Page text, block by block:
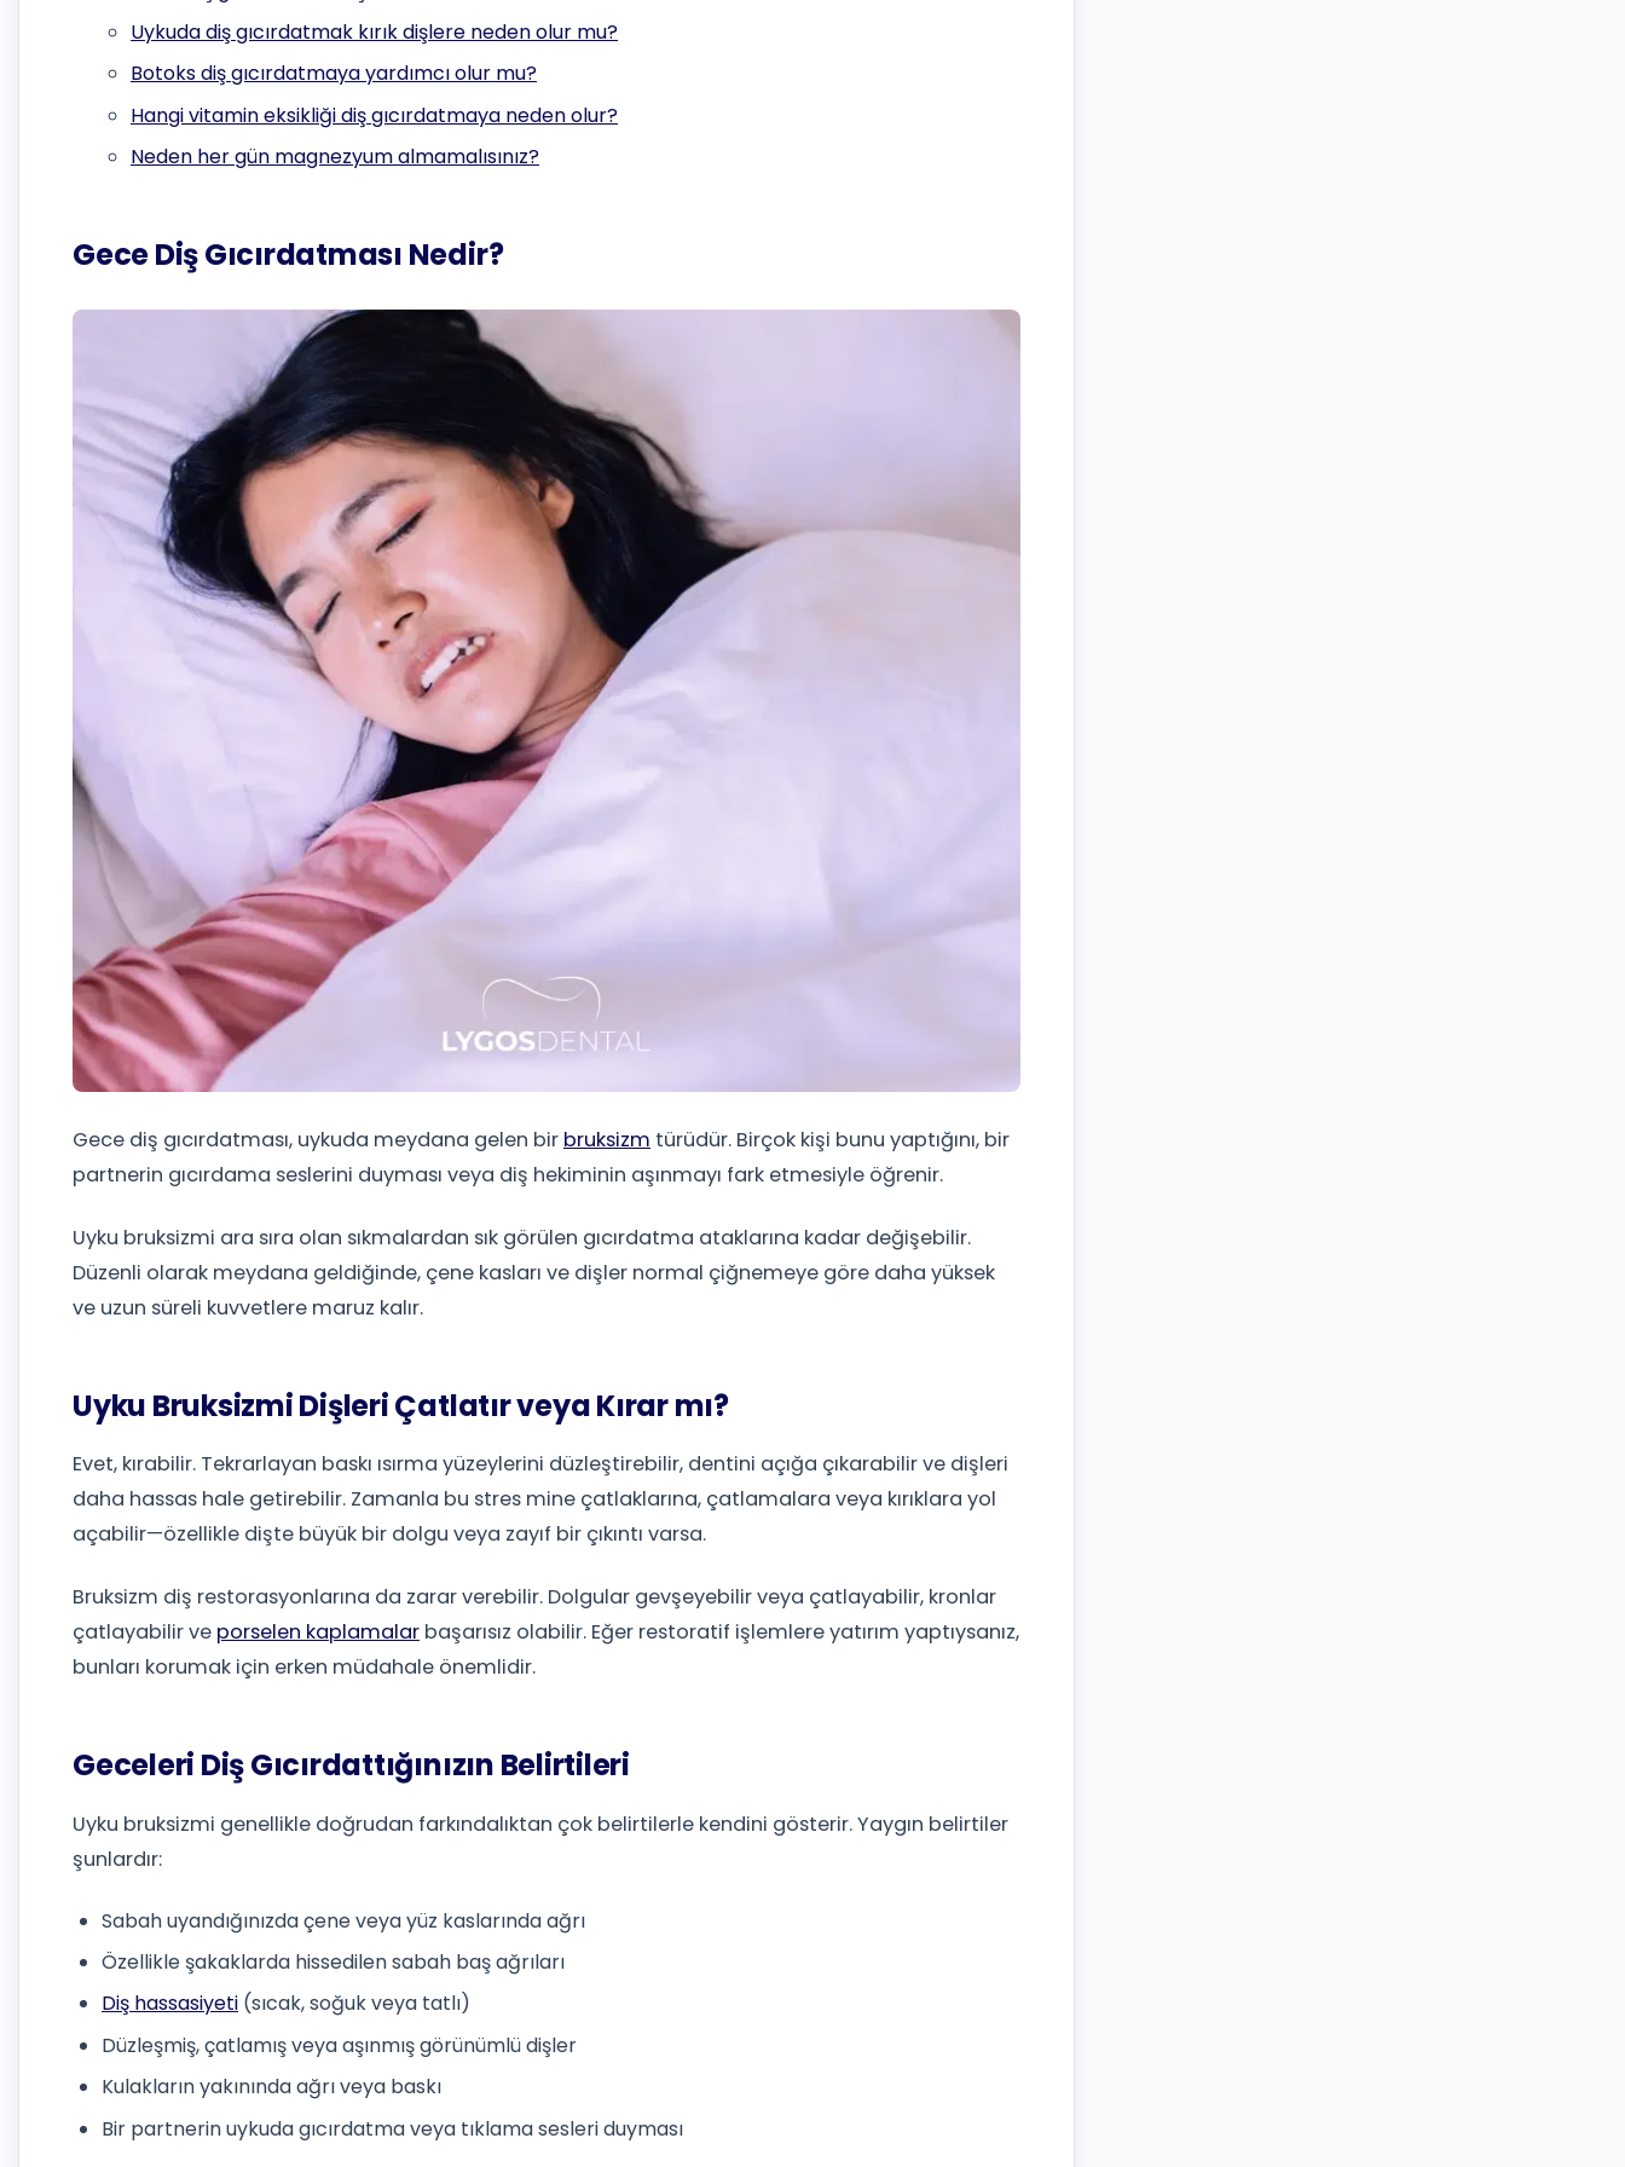
Uykuda diş gıcırdatmak kırık dişlere neden olur mu?
Botoks diş gıcırdatmaya yardımcı olur mu?
Hangi vitamin eksikliği diş gıcırdatmaya neden olur?
Neden her gün magnezyum almamalısınız?
Gece Diş Gıcırdatması Nedir?
Gece diş gıcırdatması, uykuda meydana gelen bir bruksizm türüdür. Birçok kişi bunu yaptığını, bir
partnerin gıcırdama seslerini duyması veya diş hekiminin aşınmayı fark etmesiyle öğrenir.
Uyku bruksizmi ara sıra olan sıkmalardan sık görülen gıcırdatma ataklarına kadar değişebilir.
Düzenli olarak meydana geldiğinde, çene kasları ve dişler normal çiğnemeye göre daha yüksek
ve uzun süreli kuvvetlere maruz kalır.
Uyku Bruksizmi Dişleri Çatlatır veya Kırar mı?
Evet, kırabilir. Tekrarlayan baskı ısırma yüzeylerini düzleştirebilir, dentini açığa çıkarabilir ve dişleri
daha hassas hale getirebilir. Zamanla bu stres mine çatlaklarına, çatlamalara veya kırıklara yol
açabilir—özellikle dişte büyük bir dolgu veya zayıf bir çıkıntı varsa.
Bruksizm diş restorasyonlarına da zarar verebilir. Dolgular gevşeyebilir veya çatlayabilir, kronlar
çatlayabilir ve porselen kaplamalar başarısız olabilir. Eğer restoratif işlemlere yatırım yaptıysanız,
bunları korumak için erken müdahale önemlidir.
Geceleri Diş Gıcırdattığınızın Belirtileri
Uyku bruksizmi genellikle doğrudan farkındalıktan çok belirtilerle kendini gösterir. Yaygın belirtiler
şunlardır:
Sabah uyandığınızda çene veya yüz kaslarında ağrı
Özellikle şakaklarda hissedilen sabah baş ağrıları
Diş hassasiyeti (sıcak, soğuk veya tatlı)
Düzleşmiş, çatlamış veya aşınmış görünümlü dişler
Kulakların yakınında ağrı veya baskı
Bir partnerin uykuda gıcırdatma veya tıklama sesleri duyması